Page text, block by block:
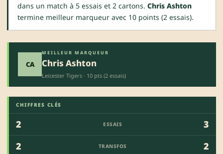
dans un match à 5 essais et 2 cartons. Chris Ashton
termine meilleur marqueur avec 10 points (2 essais).
CA
MEILLEUR MARQUEUR
Chris Ashton
Leicester Tigers · 10 pts (2 essais)
CHIFFRES CLÉS
2 ESSAIS
3
2
TRANSFOS
2